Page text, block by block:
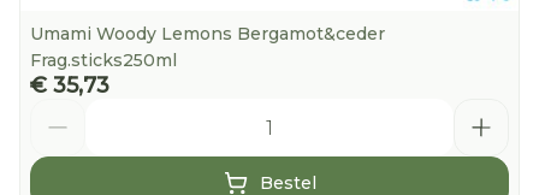
Umami Woody Lemons Bergamot&ceder
Frag.sticks250ml
€ 35,73
Bestel